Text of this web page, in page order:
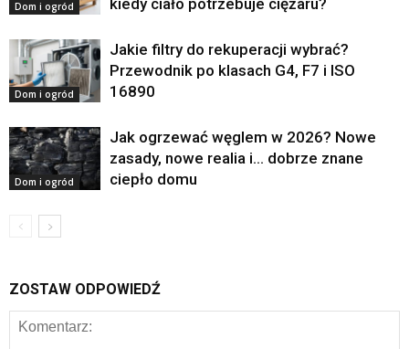
Dom i ogród
Dom i ogród
Jakie filtry do rekuperacji wybrać?
Przewodnik po klasach G4, F7 i ISO
16890
Dom i ogród
Jak ogrzewać węglem w 2026? Nowe
zasady, nowe realia i… dobrze znane
ciepło domu
ZOSTAW ODPOWIEDŹ